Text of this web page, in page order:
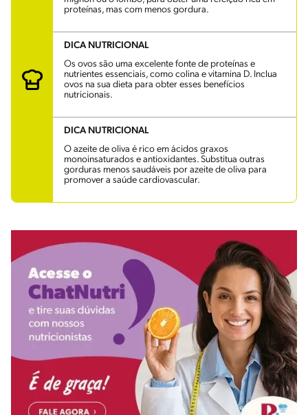
proteínas, mas com menos gordura.
DICA NUTRICIONAL
Os ovos são uma excelente fonte de proteínas e
nutrientes essenciais, como colina e vitamina D. Inclua
ovos na sua dieta para obter esses benefícios
nutricionais.
DICA NUTRICIONAL
O azeite de oliva é rico em ácidos graxos
monoinsaturados e antioxidantes. Substitua outras
gorduras menos saudáveis por azeite de oliva para
promover a saúde cardiovascular.